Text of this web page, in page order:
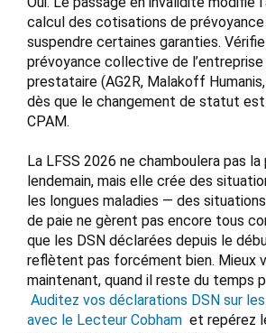
calcul des cotisations de
suspendre certaines garanties.
prévoyance collective de
prestataire (AG2R, Malakoff
dès que le changement de statut
CPAM.
La LFSS 2026 ne chamboulera pas la
lendemain, mais elle crée des
les longues maladies — des
de paie ne gèrent pas encore tous
que les DSN déclarées depuis le
reflètent pas forcément bien. Mieux
maintenant, quand il reste du temps
Auditez vos déclarations DSN sur
avec le Lecteur Cobham et repérez